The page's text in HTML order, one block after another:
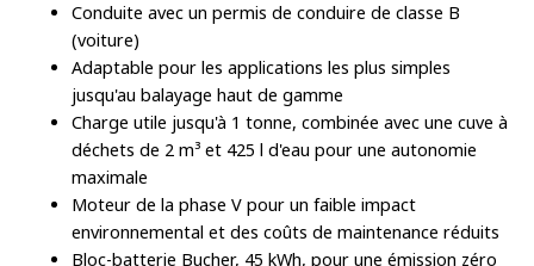
Conduite avec un permis de conduire de classe B
(voiture)
Adaptable pour les applications les plus simples
jusqu'au balayage haut de gamme
Charge utile jusqu'à 1 tonne, combinée avec une cuve à
déchets de 2 m³ et 425 l d'eau pour une autonomie
maximale
Moteur de la phase V pour un faible impact
environnemental et des coûts de maintenance réduits
Bloc-batterie Bucher, 45 kWh, pour une émission zéro